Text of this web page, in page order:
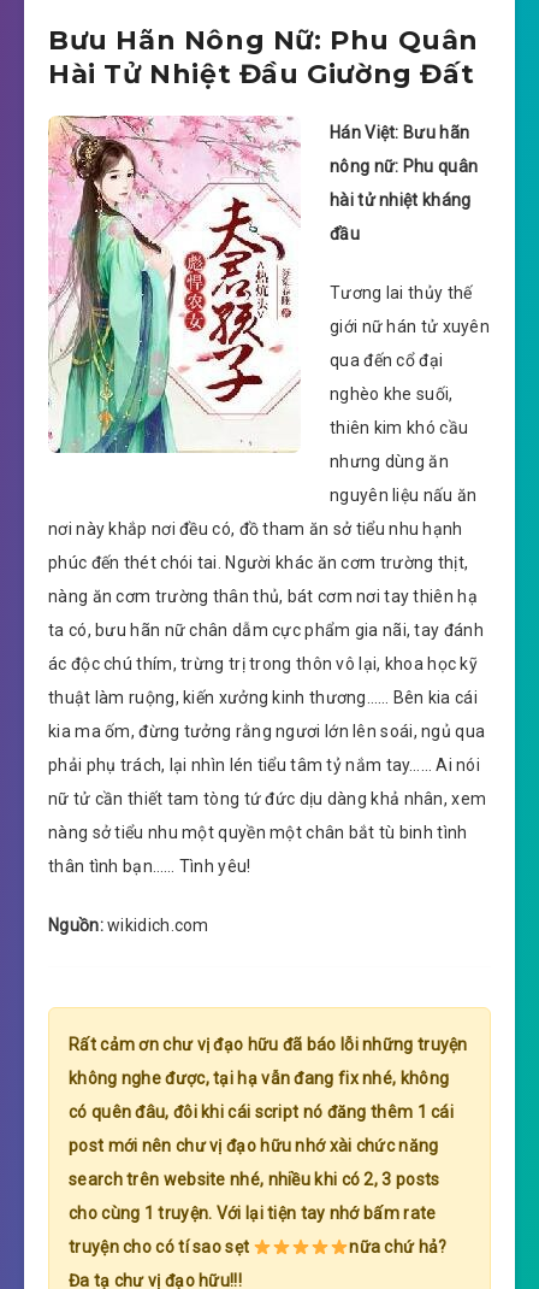
Bưu Hãn Nông Nữ: Phu Quân
Hài Tử Nhiệt Đầu Giường Đất
Hán Việt: Bưu hãn
nông nữ: Phu quân
hài tử nhiệt kháng
đầu
Tương lai thủy thế
giới nữ hán tử xuyên
qua đến cổ đại
nghèo khe suối,
thiên kim khó cầu
nhưng dùng ăn
nguyên liệu nấu ăn
nơi này khắp nơi đều có, đồ tham ăn sở tiểu nhu hạnh
phúc đến thét chói tai. Người khác ăn cơm trường thịt,
nàng ăn cơm trường thân thủ, bát cơm nơi tay thiên hạ
ta có, bưu hãn nữ chân dẫm cực phẩm gia nãi, tay đánh
ác độc chú thím, trừng trị trong thôn vô lại, khoa học kỹ
thuật làm ruộng, kiến xưởng kinh thương…… Bên kia cái
kia ma ốm, đừng tưởng rằng ngươi lớn lên soái, ngủ qua
phải phụ trách, lại nhìn lén tiểu tâm tỷ nắm tay…… Ai nói
nữ tử cần thiết tam tòng tứ đức dịu dàng khả nhân, xem
nàng sở tiểu nhu một quyền một chân bắt tù binh tình
thân tình bạn…… Tình yêu!
Nguồn:wikidich.com
Rất cảm ơn chư vị đạo hữu đã báo lỗi những truyện
không nghe được, tại hạ vẫn đang fix nhé, không
có quên đâu, đôi khi cái script nó đăng thêm 1 cái
post mới nên chư vị đạo hữu nhớ xài chức năng
search trên website nhé, nhiều khi có 2, 3 posts
cho cùng 1 truyện. Với lại tiện tay nhớ bấm rate
truyện cho có tí sao sẹt
nữa chứ hả?
Đa tạ chư vị đạo hữu!!!